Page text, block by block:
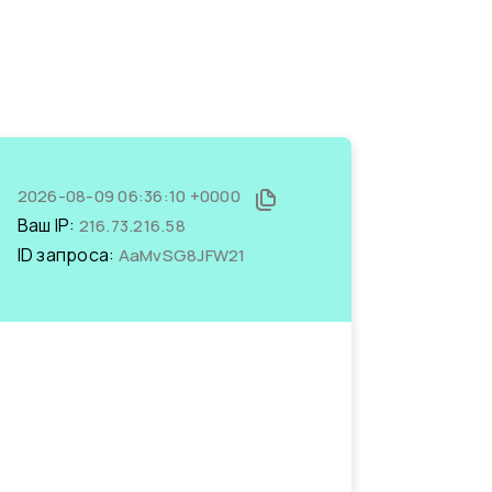
2026-08-09 06:36:10 +0000
Ваш IP: 216.73.216.58
ID запроса: AaMvSG8JFW21